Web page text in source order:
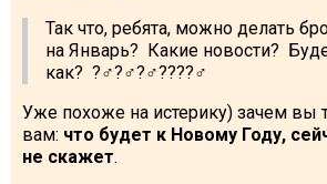
Так что, ребята, можно делать
на Январь? Какие новости?
как? ?‍♂️?‍♂️?‍♂️?️?️?️?‍♂️
Уже похоже на истерику) зачем вы
вам: что будет к Новому Году,
не скажет.